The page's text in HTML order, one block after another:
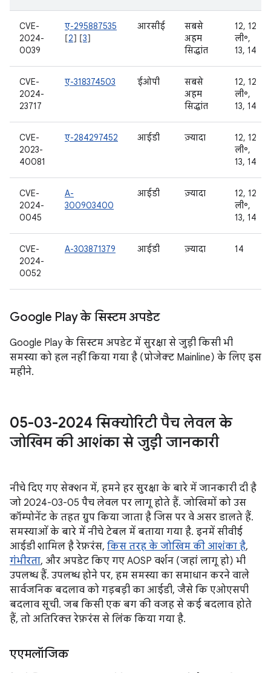
CVE-
2024-
0039
ए-295887535
[2] [3]
आरसीई
सबसे
अहम
सिद्धांत
12, 12
ली॰,
13, 14
CVE-
2024-
23717
ए-318374503 ईओपी
सबसे
अहम
सिद्धांत
12, 12
ली॰,
13, 14
CVE-
2023-
40081
ए-284297452 आईडी ज़्यादा
12, 12
ली॰,
13, 14
CVE-
2024-
0045
A-
300903400
आईडी ज़्यादा
12, 12
ली॰,
13, 14
CVE-
2024-
0052
A-303871379 आईडी ज़्यादा 14
Google Play के सिस्टम अपडेट
Google Play के सिस्टम अपडेट में सुरक्षा से जुड़ी किसी भी
समस्या को हल नहीं किया गया है (प्रोजेक्ट Mainline) के लिए इस
महीने.
05-03-2024 सिक्योरिटी पैच लेवल के
जोखिम की आशंका से जुड़ी जानकारी
नीचे दिए गए सेक्शन में, हमने हर सुरक्षा के बारे में जानकारी दी है
जो 2024-03-05 पैच लेवल पर लागू होते हैं. जोखिमों को उस
कॉम्पोनेंट के तहत ग्रुप किया जाता है जिस पर वे असर डालते हैं.
समस्याओं के बारे में नीचे टेबल में बताया गया है. इनमें सीवीई
आईडी शामिल है रेफ़रंस, किस तरह के जोखिम की आशंका है,
गंभीरता, और अपडेट किए गए AOSP वर्शन (जहां लागू हो) भी
उपलब्ध हैं. उपलब्ध होने पर, हम समस्या का समाधान करने वाले
सार्वजनिक बदलाव को गड़बड़ी का आईडी, जैसे कि एओएसपी
बदलाव सूची. जब किसी एक बग की वजह से कई बदलाव होते
हैं, तो अतिरिक्त रेफ़रंस से लिंक किया गया है.
एएमलॉजिक